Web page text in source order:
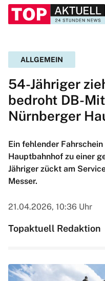
ALLGEMEIN
54-Jähriger
bedroht DB-
Nürnberger
Ein fehlender
Hauptbahnhof zu einer
Jähriger zückt am
Messer.
21.04.2026, 10:36 Uhr
Topaktuell Redaktion